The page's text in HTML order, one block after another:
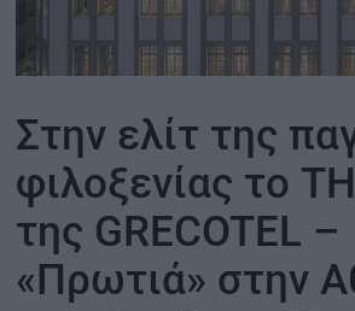
ΟΙΚΟΝΟΜΙΑ -
MY PROPERTY
ΚΑΡΑΜΠΟΛΕΣ
ΟΡΟΙ ΧΡΗΣΗΣ
Στην ελίτ της
φιλοξενίας το
της GRECOTEL –
«Πρωτιά» στην